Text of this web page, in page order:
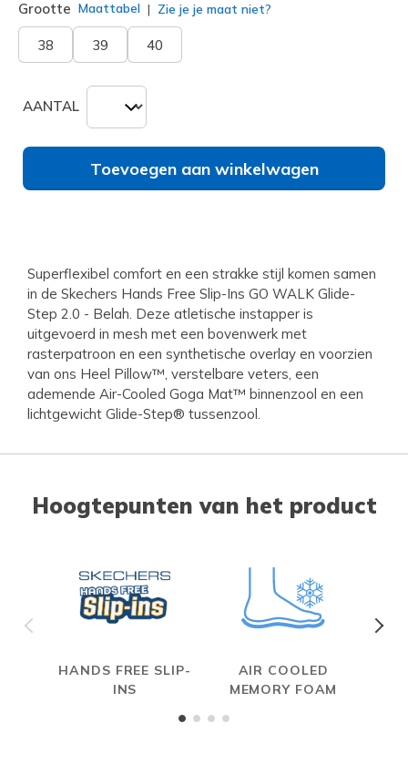
Grootte Maattabel Zie je je maat niet?
38 39 40
AANTAL
Toevoegen aan winkelwagen
Superflexibel comfort en een strakke stijl komen samen
in de Skechers Hands Free Slip-Ins GO WALK Glide-
Step 2.0 - Belah. Deze atletische instapper is
uitgevoerd in mesh met een bovenwerk met
rasterpatroon en een synthetische overlay en voorzien
van ons Heel Pillow™, verstelbare veters, een
ademende Air-Cooled Goga Mat™ binnenzool en een
lichtgewicht Glide-Step® tussenzool.
Hoogtepunten van het product
HANDS FREE SLIP-
INS
AIR COOLED
MEMORY FOAM